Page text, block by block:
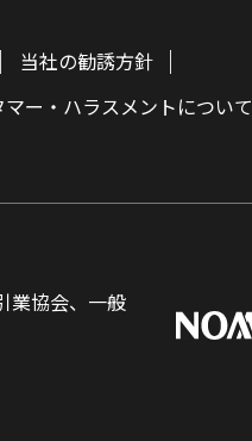
当社の勧誘方針
マー・ハラスメントについて
業協会、一般